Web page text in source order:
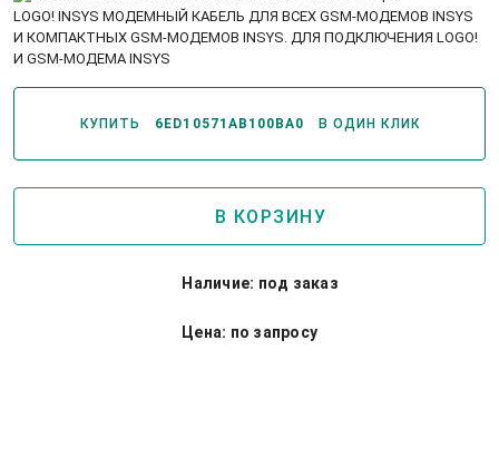
LOGO! INSYS МОДЕМНЫЙ КАБЕЛЬ ДЛЯ ВСЕХ GSM-МОДЕМОВ INSYS
И КОМПАКТНЫХ GSM-МОДЕМОВ INSYS. ДЛЯ ПОДКЛЮЧЕНИЯ LOGO!
И GSM-МОДЕМА INSYS
КУПИТЬ 6ED10571AB100BA0 В ОДИН КЛИК
В КОРЗИНУ
Наличие: под заказ
Цена: по запросу